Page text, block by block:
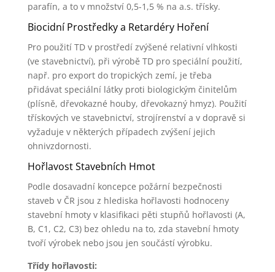
parafín, a to v množství 0,5-1,5 % na a.s. třísky.
Biocidní Prostředky a Retardéry Hoření
Pro použití TD v prostředí zvýšené relativní vlhkosti
(ve stavebnictví), při výrobě TD pro speciální použití,
např. pro export do tropických zemí, je třeba
přidávat speciální látky proti biologickým činitelům
(plísně, dřevokazné houby, dřevokazný hmyz). Použití
třískových ve stavebnictví, strojírenství a v dopravě si
vyžaduje v některých případech zvýšení jejich
ohnivzdornosti.
Hořlavost Stavebních Hmot
Podle dosavadní koncepce požární bezpečnosti
staveb v ČR jsou z hlediska hořlavosti hodnoceny
stavební hmoty v klasifikaci pěti stupňů hořlavosti (A,
B, C1, C2, C3) bez ohledu na to, zda stavební hmoty
tvoří výrobek nebo jsou jen součástí výrobku.
Třídy hořlavosti: